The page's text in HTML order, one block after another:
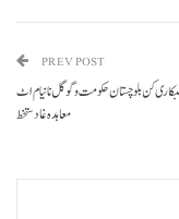
PREV POST
کن بلوچستان حکومت و گوگل نا نیام اٹ
معاہدہ غا دستخط